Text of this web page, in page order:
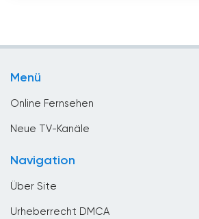
Menü
Online Fernsehen
Neue TV-Kanäle
Navigation
Über Site
Urheberrecht DMCA